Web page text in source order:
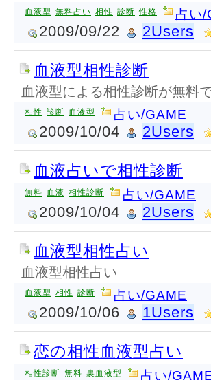
血液型 無料占い 相性 診断 性格 占い/
2009/09/22 2Users
血液型相性診断
血液型による相性診断が無料
相性 診断 血液型 占い/GAME
2009/10/04 2Users
血液占いで相性診断
無料 血液 相性診断 占い/GAME
2009/10/04 2Users
血液型相性占い
血液型相性占い
血液型 相性 診断 占い/GAME
2009/10/06 1Users
恋の相性血液型占い
相性診断 無料 裏血液型 占い/